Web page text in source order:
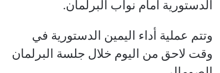
الدستورية أمام نواب البرلمان.
وتتم عملية أداء اليمين الدستورية في
وقت لاحق من اليوم خلال جلسة البرلمان